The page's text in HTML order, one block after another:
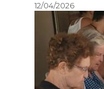
12/04/2026